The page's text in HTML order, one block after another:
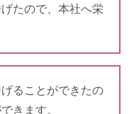
たので、本社へ栄
ることができたの
きます。